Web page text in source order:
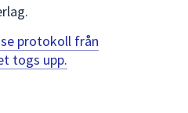
för
att
navigera
protokoll från
togs upp.